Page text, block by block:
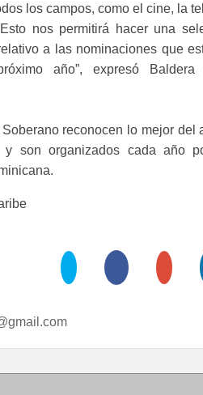
los campos, como el cine, la
nos permitirá hacer una
a las nominaciones que
año”, expresó
Soberano reconocen lo mejor del
y son organizados cada año